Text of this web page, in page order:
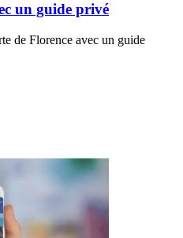
un guide privé
de Florence avec un guide